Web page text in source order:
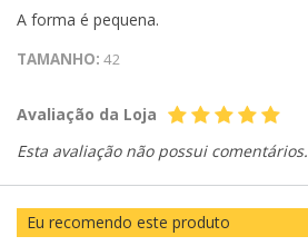
A forma é pequena.
TAMANHO: 42
Avaliação da Loja
Esta avaliação não possui comentários.
Eu recomendo este produto